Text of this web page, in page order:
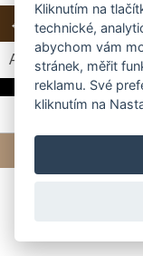
← Předchozí Zpět
Automatické
© 2026
Kliknutím na
technické,
abychom vám
stránek, měřit
reklamu. Své
kliknutím na